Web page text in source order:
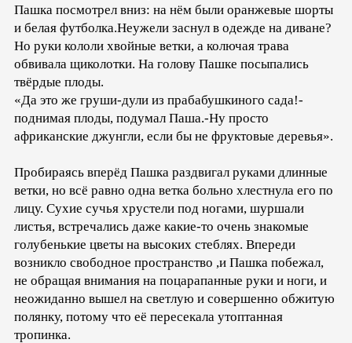
Пашка посмотрел вниз: на нём были оранжевые шорты
и белая футболка.Неужели заснул в одежде на диване?
Но руки кололи хвойные ветки, а колючая трава
обвивала щиколотки. На голову Пашке посыпались
твёрдые плоды.
«Да это же груши-дули из прабабушкиного сада!-
поднимая плоды, подумал Паша.-Ну просто
африканские джунгли, если бы не фруктовые деревья».
Пробираясь вперёд Пашка раздвигал руками длинные
ветки, но всё равно одна ветка больно хлестнула его по
лицу. Сухие сучья хрустели под ногами, шуршали
листья, встречались даже какие-то очень знакомые
голубенькие цветы на высоких стеблях. Впереди
возникло свободное пространство ,и Пашка побежал,
не обращая внимания на поцарапанные руки и ноги, и
неожиданно вышел на светлую и совершенно обжитую
полянку, потому что её пересекала утоптанная
тропинка.